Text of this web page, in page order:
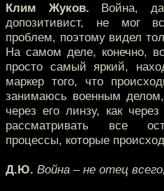
Клим Жуков. Война,
допозитивист, не мог
проблем, поэтому видел
На самом деле, конечно,
просто самый яркий,
маркер того, что
занимаюсь военным
через его линзу, как
рассматривать все
процессы, которые
Д.Ю. Война – не отец